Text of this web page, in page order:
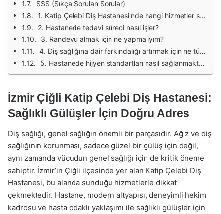
SSS (Sıkça Sorulan Sorular)
1. Katip Çelebi Diş Hastanesi'nde hangi hizmetler sunulmaktadır?
2. Hastanede tedavi süreci nasıl işler?
3. Randevu almak için ne yapmalıyım?
4. Diş sağlığına dair farkındalığı artırmak için ne tür etkinlikler düzenlenmektedir?
5. Hastanede hijyen standartları nasıl sağlanmaktadır?
İzmir Çiğli Katip Çelebi Diş Hastanesi:
Sağlıklı Gülüşler İçin Doğru Adres
Diş sağlığı, genel sağlığın önemli bir parçasıdır. Ağız ve diş
sağlığının korunması, sadece güzel bir gülüş için değil,
aynı zamanda vücudun genel sağlığı için de kritik öneme
sahiptir. İzmir’in Çiğli ilçesinde yer alan Katip Çelebi Diş
Hastanesi, bu alanda sunduğu hizmetlerle dikkat
çekmektedir. Hastane, modern altyapısı, deneyimli hekim
kadrosu ve hasta odaklı yaklaşımı ile sağlıklı gülüşler için